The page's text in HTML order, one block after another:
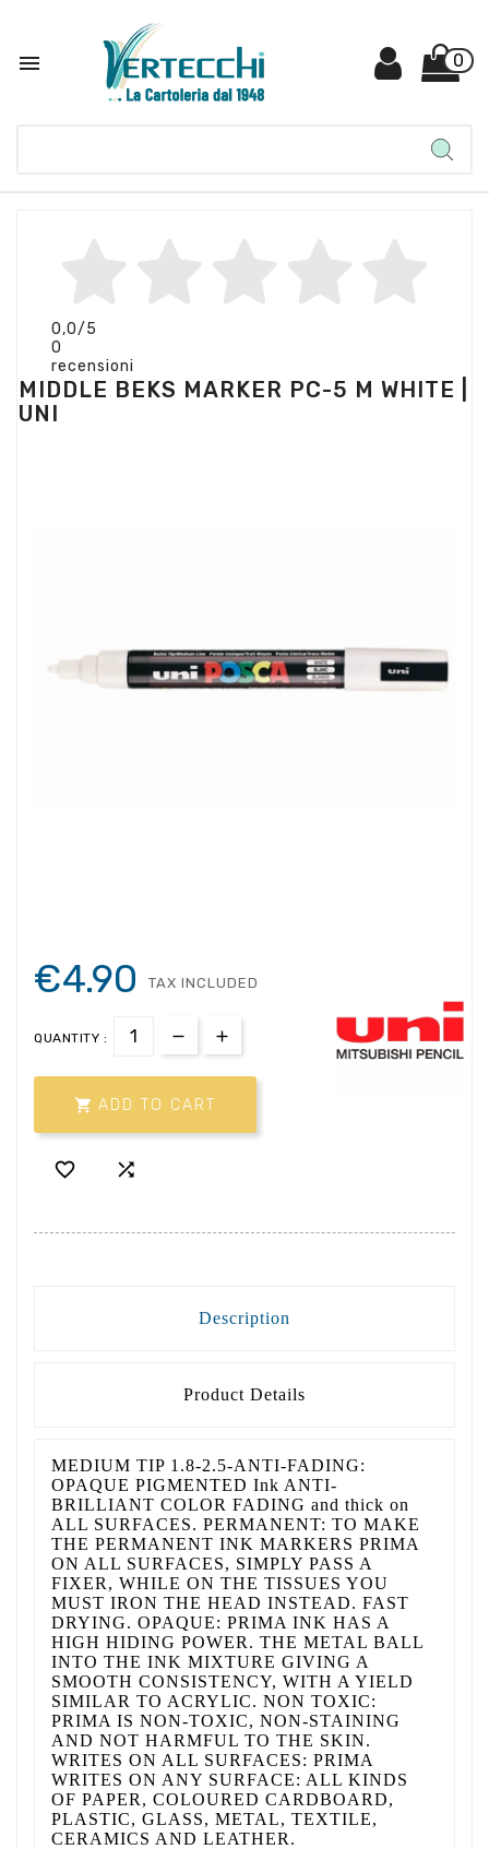
 0
0,0/5
0
recensioni
MIDDLE BEKS MARKER PC-5 M WHITE |
UNI
€4.90 TAX INCLUDED
QUANTITY :
 ADD TO CART
 
Description
Product Details
MEDIUM TIP 1.8-2.5-ANTI-FADING:
OPAQUE PIGMENTED Ink ANTI-
BRILLIANT COLOR FADING and thick on
ALL SURFACES. PERMANENT: TO MAKE
THE PERMANENT INK MARKERS PRIMA
ON ALL SURFACES, SIMPLY PASS A
FIXER, WHILE ON THE TISSUES YOU
MUST IRON THE HEAD INSTEAD. FAST
DRYING. OPAQUE: PRIMA INK HAS A
HIGH HIDING POWER. THE METAL BALL
INTO THE INK MIXTURE GIVING A
SMOOTH CONSISTENCY, WITH A YIELD
SIMILAR TO ACRYLIC. NON TOXIC:
PRIMA IS NON-TOXIC, NON-STAINING
AND NOT HARMFUL TO THE SKIN.
WRITES ON ALL SURFACES: PRIMA
WRITES ON ANY SURFACE: ALL KINDS
OF PAPER, COLOURED CARDBOARD,
PLASTIC, GLASS, METAL, TEXTILE,
CERAMICS AND LEATHER.